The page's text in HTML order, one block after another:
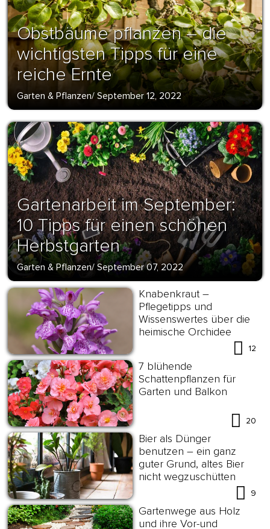
Obstbäume pflanzen – die
wichtigsten Tipps für eine
reiche Ernte
Garten & Pflanzen/ September 12, 2022
Gartenarbeit im September:
10 Tipps für einen schönen
Herbstgarten
Garten & Pflanzen/ September 07, 2022
Knabenkraut –
Pflegetipps und
Wissenswertes über die
heimische Orchidee
12
7 blühende
Schattenpflanzen für
Garten und Balkon
20
Bier als Dünger
benutzen – ein ganz
guter Grund, altes Bier
nicht wegzuschütten
9
Gartenwege aus Holz
und ihre Vor-und